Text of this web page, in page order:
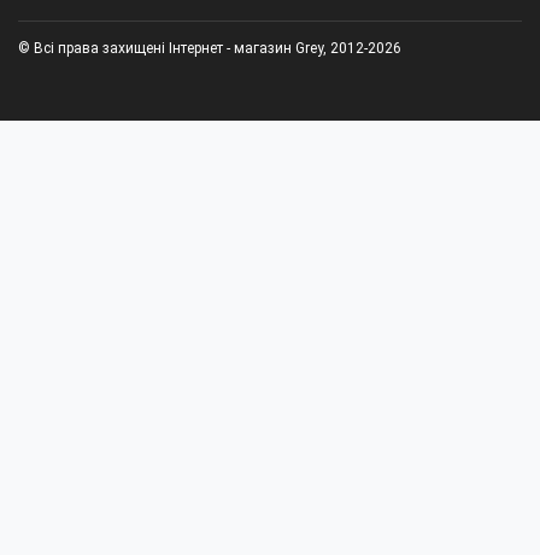
© Всі права захищені Інтернет - магазин Grey, 2012-2026